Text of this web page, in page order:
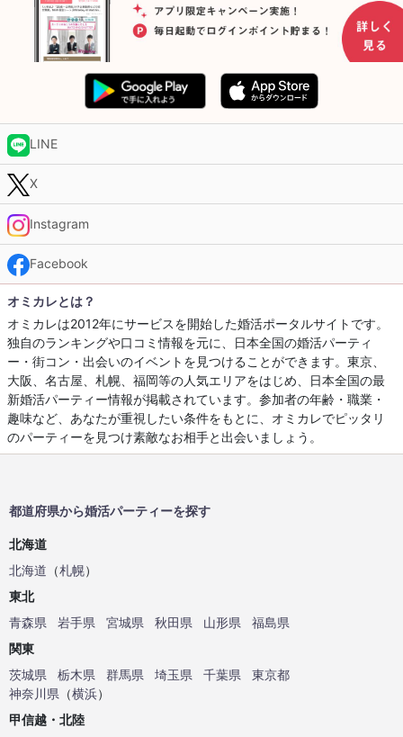
LINE
X
Instagram
Facebook
オミカレとは？
オミカレは2012年にサービスを開始した婚活ポータルサイトです。
独自のランキングや口コミ情報を元に、日本全国の婚活パーティ
ー・街コン・出会いのイベントを見つけることができます。東京、
大阪、名古屋、札幌、福岡等の人気エリアをはじめ、日本全国の最
新婚活パーティー情報が掲載されています。参加者の年齢・職業・
趣味など、あなたが重視したい条件をもとに、オミカレでピッタリ
のパーティーを見つけ素敵なお相手と出会いましょう。
都道府県から婚活パーティーを探す
北海道
北海道 （札幌）
東北
青森県
岩手県 宮城県 秋田県 山形県
福島県
関東
茨城県
栃木県 群馬県 埼玉県 千葉県
東京都
神奈川県 （横浜）
甲信越・北陸